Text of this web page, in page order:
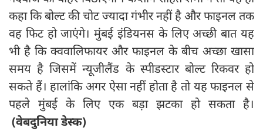
कहा कि बोल्ट की चोट ज्यादा गंभीर नहीं है और फाइनल तक
वह फिट हो जाएंगे। मुंबई इंडियनस के लिए अच्छी बात यह
भी है कि क्ववालिफायर और फाइनल के बीच अच्छा खासा
समय है जिसमें न्यूजीलैंड के स्पीडस्टार बोल्ट रिकवर हो
सकते हैं। हालांकि अगर ऐसा नहीं होता है तो यह फाइनल से
पहले मुंबई के लिए एक बड़ा झटका हो सकता है।
(वेबदुनिया डेस्क)